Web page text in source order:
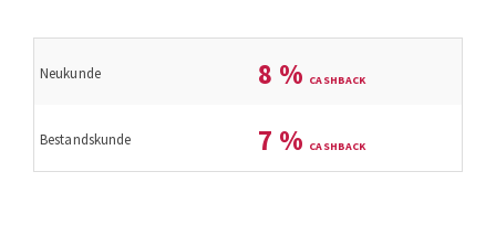
Neukunde 8 %
Bestandskunde 7 %